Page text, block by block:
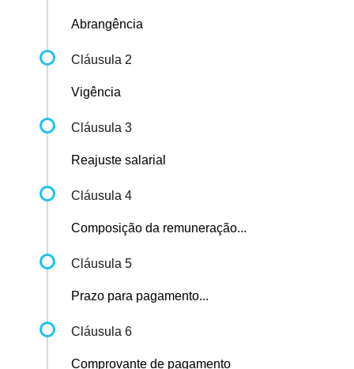
Abrangência
Cláusula 2
Vigência
Cláusula 3
Reajuste salarial
Cláusula 4
Composição da remuneração...
Cláusula 5
Prazo para pagamento...
Cláusula 6
Comprovante de pagamento